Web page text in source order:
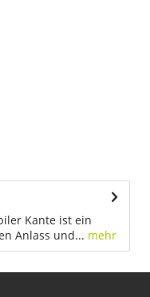
Kante ist ein
Anlass und... mehr